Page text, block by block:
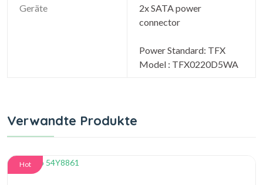
Geräte
2x SATA power
connector
Power Standard: TFX
Model : TFX0220D5WA
Verwandte Produkte
Hot